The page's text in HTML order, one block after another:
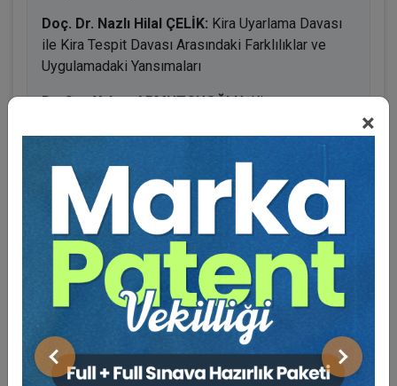
×
Önceki Sonraki
Doç. Dr. Nazlı Hilal ÇELİK: Kira Uyarlama Davası
ile Kira Tespit Davası Arasındaki Farklılıklar ve
Uygulamadaki Yansımaları
Dr. Can Yalçın ARMUTCUOĞLU:Kiracının
BENZER VIDEO EĞITIMLER
Video Eğitim Abonesi Ol: Sadece 5490 TL / Yıllık